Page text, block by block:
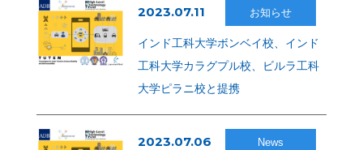
2023.07.11 お知らせ
インド工科大学ボンベイ校、インド
工科大学カラグプル校、ビルラ工科
大学ピラニ校と提携
2023.07.06 News